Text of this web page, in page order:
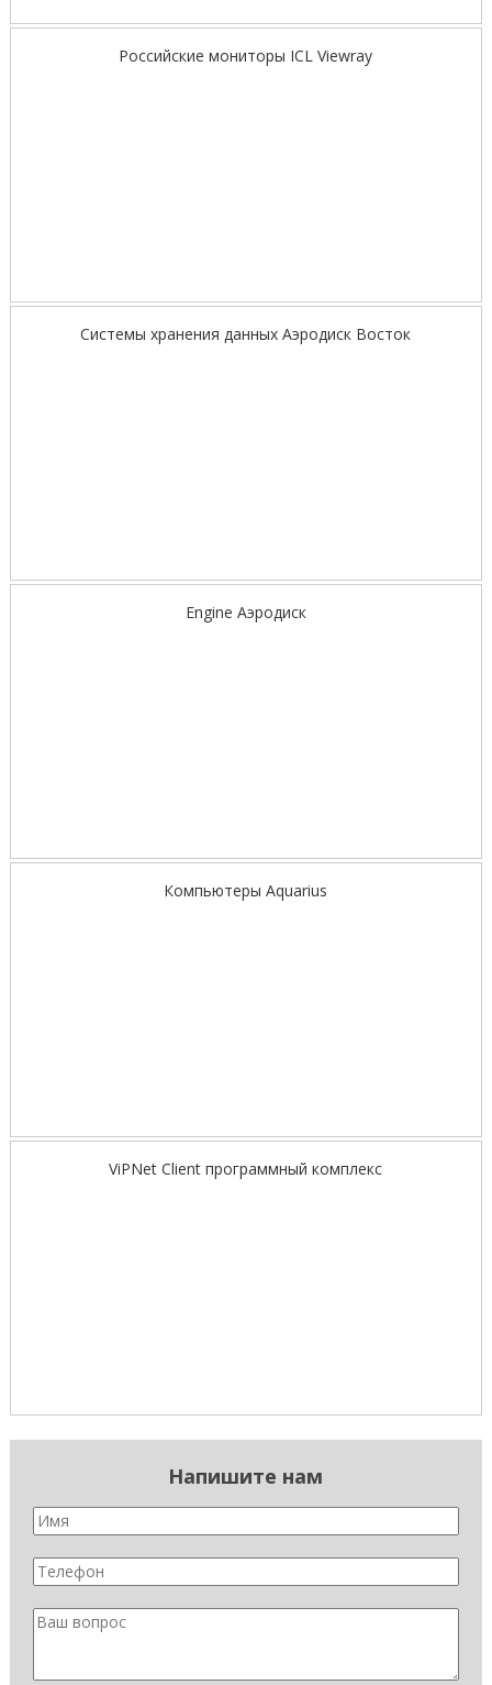
Российские мониторы ICL Viewray
Системы хранения данных Аэродиск Восток
Engine Аэродиск
Компьютеры Aquarius
ViPNet Client программный комплекс
Напишите нам